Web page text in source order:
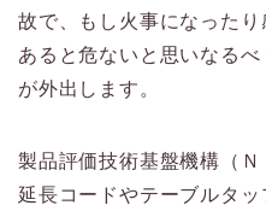
故で、もし火事になった
あると危ないと思いなる
が外出します。
製品評価技術基盤機構（Ｎ
延長コードやテーブルタ